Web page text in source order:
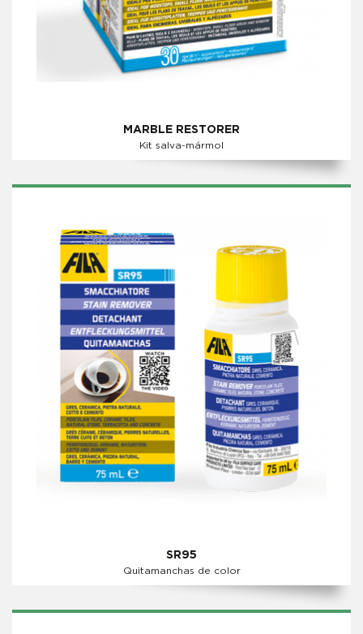
MARBLE RESTORER
Kit salva-mármol
SR95
Quitamanchas de color